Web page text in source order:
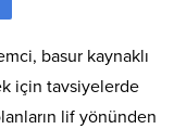
basur kaynaklı
için tavsiyelerde
lif yönünden